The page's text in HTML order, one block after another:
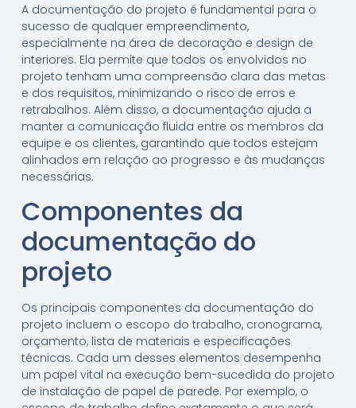
A documentação do projeto é fundamental para o
sucesso de qualquer empreendimento,
especialmente na área de decoração e design de
interiores. Ela permite que todos os envolvidos no
projeto tenham uma compreensão clara das metas
e dos requisitos, minimizando o risco de erros e
retrabalhos. Além disso, a documentação ajuda a
manter a comunicação fluida entre os membros da
equipe e os clientes, garantindo que todos estejam
alinhados em relação ao progresso e às mudanças
necessárias.
Componentes da
documentação do
projeto
Os principais componentes da documentação do
projeto incluem o escopo do trabalho, cronograma,
orçamento, lista de materiais e especificações
técnicas. Cada um desses elementos desempenha
um papel vital na execução bem-sucedida do projeto
de instalação de papel de parede. Por exemplo, o